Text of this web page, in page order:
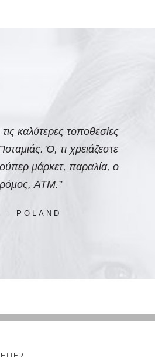
καλύτερες τοποθεσίες
Ό, τι χρειάζεστε
μάρκετ, παραλία, ο
ATM.”
POLAND